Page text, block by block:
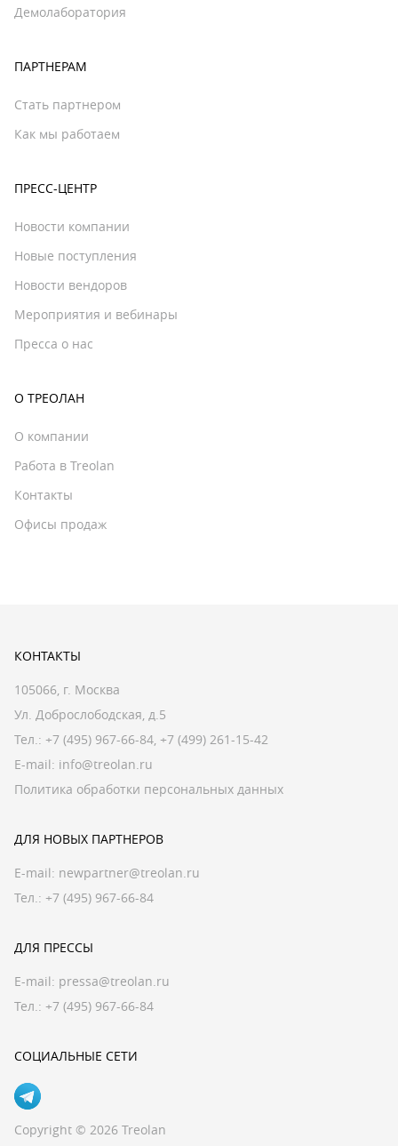
Демолаборатория
ПАРТНЕРАМ
Стать партнером
Как мы работаем
ПРЕСС-ЦЕНТР
Новости компании
Новые поступления
Новости вендоров
Мероприятия и вебинары
Пресса о нас
О ТРЕОЛАН
О компании
Работа в Treolan
Контакты
Офисы продаж
КОНТАКТЫ
105066, г. Москва
Ул. Доброслободская, д.5
Тел.: +7 (495) 967-66-84, +7 (499) 261-15-42
E-mail: info@treolan.ru
Политика обработки персональных данных
ДЛЯ НОВЫХ ПАРТНЕРОВ
E-mail: newpartner@treolan.ru
Тел.: +7 (495) 967-66-84
ДЛЯ ПРЕССЫ
E-mail: pressa@treolan.ru
Тел.: +7 (495) 967-66-84
СОЦИАЛЬНЫЕ СЕТИ
Copyright © 2026 Treolan